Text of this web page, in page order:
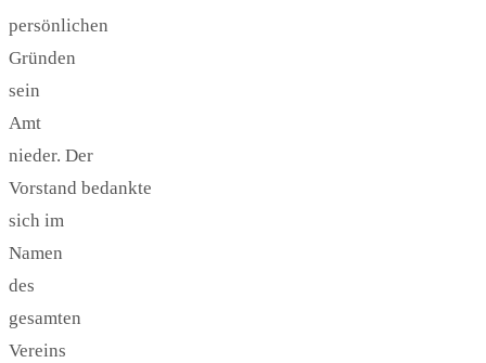
persönlichen
Gründen
sein
Amt
nieder. Der
Vorstand bedankte
sich im
Namen
des
gesamten
Vereins